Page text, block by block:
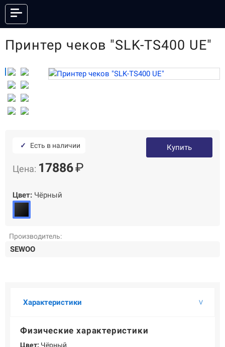
КАТАЛОГ
ОНЛАЙН КАССЫ
АНДРОИД СМАРТ-ТЕРМИНАЛЫ
ПРИНТЕРЫ ЭТИКЕТОК
СКАНЕРЫ ШТРИХКОДА
ТЕРМИНАЛЫ СБОРА ДАННЫХ
ГОТОВЫЕ КОМПЛЕКТЫ
Подробнее о компании «POScenter» - одном из лидеров в сфере
производства кассового и весового оборудования.
Принтер чеков "SLK-TS400 UE"
Купить
✓ Есть в наличии
Цена: 17886₽
Цвет: Чёрный
Производитель:
SEWOO
Характеристики
Физические характеристики
Цвет: Чёрный